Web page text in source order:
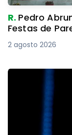
R. Pedro
Festas de
2 agosto 2026